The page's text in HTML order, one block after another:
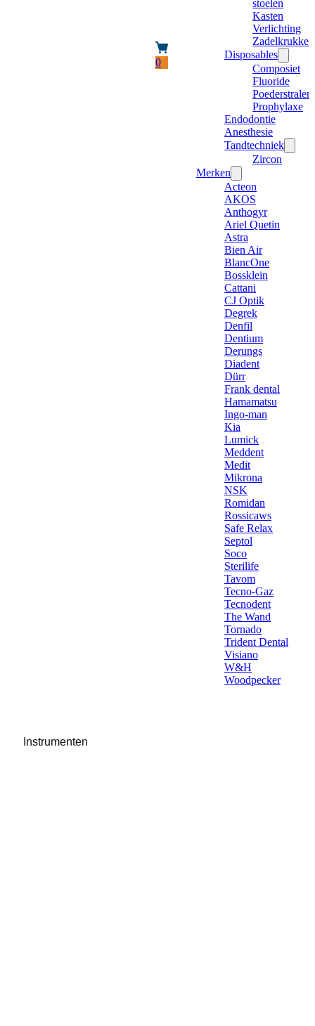
0
stoelen
Kasten
Verlichting
Zadelkrukken
Disposables
Composiet
Fluoride
Poederstraler
Prophylaxe
Endodontie
Anesthesie
Tandtechniek
Zircon
Merken
Acteon
AKOS
Anthogyr
Ariel Quetin
Astra
Bien Air
BlancOne
Bossklein
Cattani
CJ Optik
Degrek
Denfil
Dentium
Derungs
Diadent
Dürr
Frank dental
Hamamatsu
Ingo-man
Kia
Lumick
Meddent
Medit
Mikrona
NSK
Romidan
Rossicaws
Safe Relax
Septol
Soco
Sterilife
Tavom
Tecno-Gaz
Tecnodent
The Wand
Tornado
Trident Dental
Visiano
W&H
Woodpecker
Instrumenten